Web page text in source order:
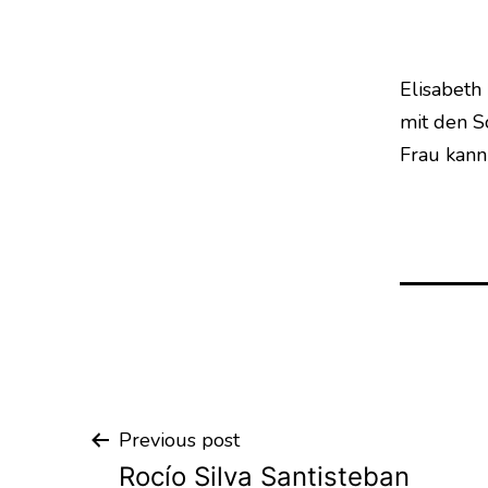
mit den
Frau
Post
Previous post
Rocío Silva Santisteban